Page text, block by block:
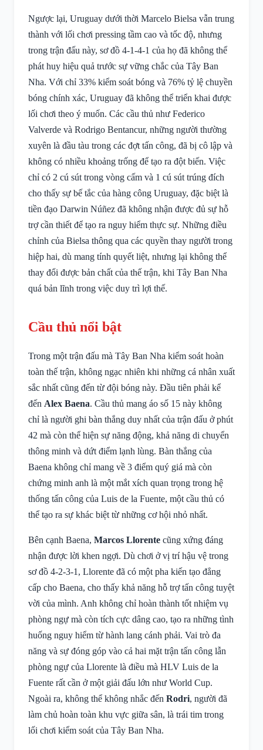
Ngược lại, Uruguay dưới thời Marcelo Bielsa vẫn trung
thành với lối chơi pressing tầm cao và tốc độ, nhưng
trong trận đấu này, sơ đồ 4-1-4-1 của họ đã không thể
phát huy hiệu quả trước sự vững chắc của Tây Ban
Nha. Với chỉ 33% kiểm soát bóng và 76% tỷ lệ chuyền
bóng chính xác, Uruguay đã không thể triển khai được
lối chơi theo ý muốn. Các cầu thủ như Federico
Valverde và Rodrigo Bentancur, những người thường
xuyên là đầu tàu trong các đợt tấn công, đã bị cô lập và
không có nhiều khoảng trống để tạo ra đột biến. Việc
chỉ có 2 cú sút trong vòng cấm và 1 cú sút trúng đích
cho thấy sự bế tắc của hàng công Uruguay, đặc biệt là
tiền đạo Darwin Núñez đã không nhận được đủ sự hỗ
trợ cần thiết để tạo ra nguy hiểm thực sự. Những điều
chỉnh của Bielsa thông qua các quyền thay người trong
hiệp hai, dù mang tính quyết liệt, nhưng lại không thể
thay đổi được bản chất của thế trận, khi Tây Ban Nha
quá bản lĩnh trong việc duy trì lợi thế.
Cầu thủ nổi bật
Trong một trận đấu mà Tây Ban Nha kiểm soát hoàn
toàn thế trận, không ngạc nhiên khi những cá nhân xuất
sắc nhất cũng đến từ đội bóng này. Đầu tiên phải kể
đến Alex Baena. Cầu thủ mang áo số 15 này không
chỉ là người ghi bàn thắng duy nhất của trận đấu ở phút
42 mà còn thể hiện sự năng động, khả năng di chuyển
thông minh và dứt điểm lạnh lùng. Bàn thắng của
Baena không chỉ mang về 3 điểm quý giá mà còn
chứng minh anh là một mắt xích quan trọng trong hệ
thống tấn công của Luis de la Fuente, một cầu thủ có
thể tạo ra sự khác biệt từ những cơ hội nhỏ nhất.
Bên cạnh Baena, Marcos Llorente cũng xứng đáng
nhận được lời khen ngợi. Dù chơi ở vị trí hậu vệ trong
sơ đồ 4-2-3-1, Llorente đã có một pha kiến tạo đẳng
cấp cho Baena, cho thấy khả năng hỗ trợ tấn công tuyệt
vời của mình. Anh không chỉ hoàn thành tốt nhiệm vụ
phòng ngự mà còn tích cực dâng cao, tạo ra những tình
huống nguy hiểm từ hành lang cánh phải. Vai trò đa
năng và sự đóng góp vào cả hai mặt trận tấn công lẫn
phòng ngự của Llorente là điều mà HLV Luis de la
Fuente rất cần ở một giải đấu lớn như World Cup.
Ngoài ra, không thể không nhắc đến Rodri, người đã
làm chủ hoàn toàn khu vực giữa sân, là trái tim trong
lối chơi kiểm soát của Tây Ban Nha.